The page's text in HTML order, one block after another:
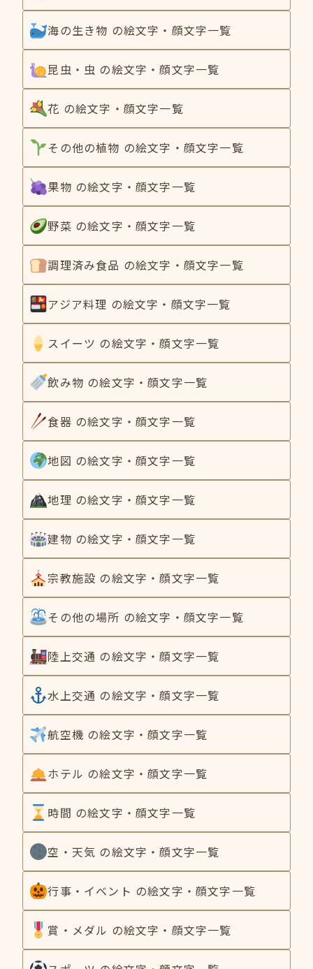
海の生き物 の絵文字・顔文字一覧
昆虫・虫 の絵文字・顔文字一覧
花 の絵文字・顔文字一覧
その他の植物 の絵文字・顔文字一覧
果物 の絵文字・顔文字一覧
野菜 の絵文字・顔文字一覧
調理済み食品 の絵文字・顔文字一覧
アジア料理 の絵文字・顔文字一覧
スイーツ の絵文字・顔文字一覧
飲み物 の絵文字・顔文字一覧
食器 の絵文字・顔文字一覧
地図 の絵文字・顔文字一覧
地理 の絵文字・顔文字一覧
建物 の絵文字・顔文字一覧
宗教施設 の絵文字・顔文字一覧
その他の場所 の絵文字・顔文字一覧
陸上交通 の絵文字・顔文字一覧
水上交通 の絵文字・顔文字一覧
航空機 の絵文字・顔文字一覧
ホテル の絵文字・顔文字一覧
時間 の絵文字・顔文字一覧
空・天気 の絵文字・顔文字一覧
行事・イベント の絵文字・顔文字一覧
賞・メダル の絵文字・顔文字一覧